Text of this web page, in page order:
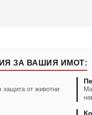
ЗА ВАШИЯ ИМОТ:
защита от животни